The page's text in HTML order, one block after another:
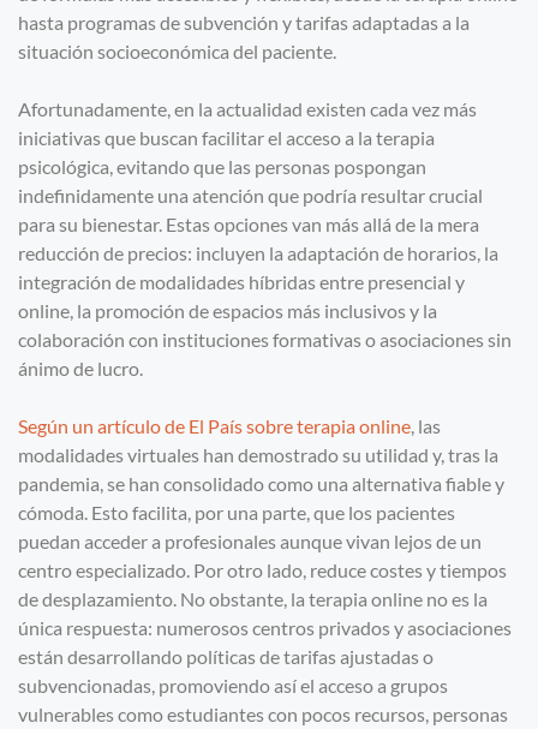
hasta programas de subvención y tarifas adaptadas a la
situación socioeconómica del paciente.
Afortunadamente, en la actualidad existen cada vez más
iniciativas que buscan facilitar el acceso a la terapia
psicológica, evitando que las personas pospongan
indefinidamente una atención que podría resultar crucial
para su bienestar. Estas opciones van más allá de la mera
reducción de precios: incluyen la adaptación de horarios, la
integración de modalidades híbridas entre presencial y
online, la promoción de espacios más inclusivos y la
colaboración con instituciones formativas o asociaciones sin
ánimo de lucro.
Según un artículo de El País sobre terapia online , las
modalidades virtuales han demostrado su utilidad y, tras la
pandemia, se han consolidado como una alternativa fiable y
cómoda. Esto facilita, por una parte, que los pacientes
puedan acceder a profesionales aunque vivan lejos de un
centro especializado. Por otro lado, reduce costes y tiempos
de desplazamiento. No obstante, la terapia online no es la
única respuesta: numerosos centros privados y asociaciones
están desarrollando políticas de tarifas ajustadas o
subvencionadas, promoviendo así el acceso a grupos
vulnerables como estudiantes con pocos recursos, personas